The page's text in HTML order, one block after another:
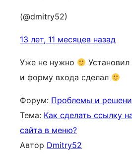
(@dmitry52)
13 лет, 11 месяцев назад
Уже не нужно
и форму входа сделал
Форум: Проблемы и
Тема: Как сделать ссылку
сайта в меню?
Автор Dmitry52